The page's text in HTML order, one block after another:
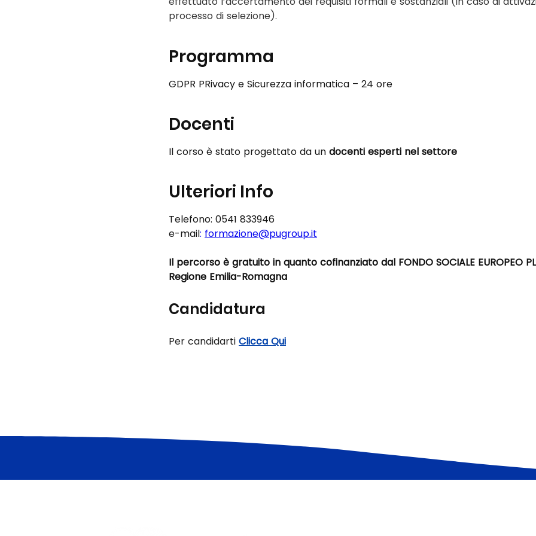
processo di selezione).
Programma
GDPR PRivacy e Sicurezza informatica – 24 ore
Docenti
Il corso è stato progettato da un docenti esperti nel settore
Ulteriori Info
Telefono: 0541 833946
e-mail: formazione@pugroup.it
Il percorso è gratuito in quanto cofinanziato dal FONDO SOCIALE EUROPEO
Regione Emilia-Romagna
Candidatura
Per candidarti Clicca Qui